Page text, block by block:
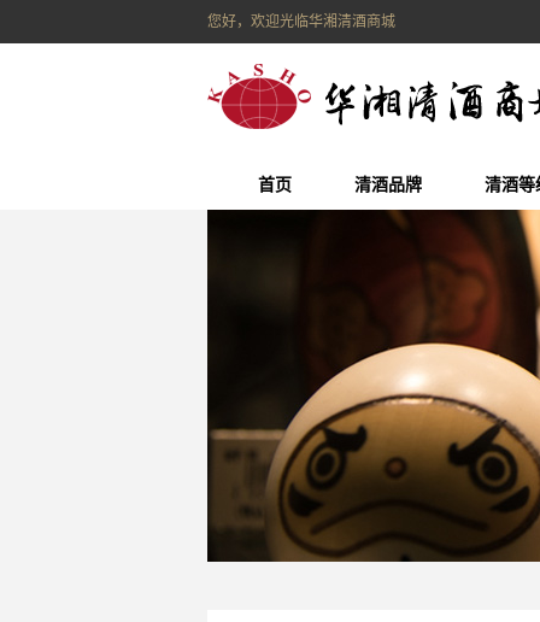
您好，欢迎光临华湘清酒商城
首页 清酒品牌 清酒等